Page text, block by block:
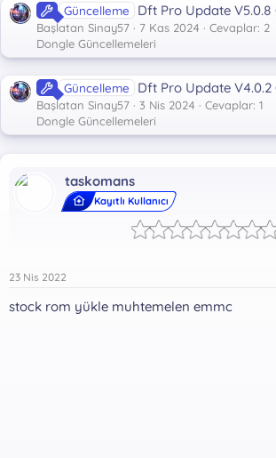
Güncelleme Dft Pro Update V5.0.8
Başlatan Sinay57 7 Kas 2024
Cevaplar: 2
Dongle Güncellemeleri
Güncelleme Dft Pro Update V4.0.2
Başlatan Sinay57 3 Nis 2024
Cevaplar: 1
Dongle Güncellemeleri
taskomans
Kayıtlı Kullanıcı
23 Nis 2022
stock rom yükle muhtemelen emmc